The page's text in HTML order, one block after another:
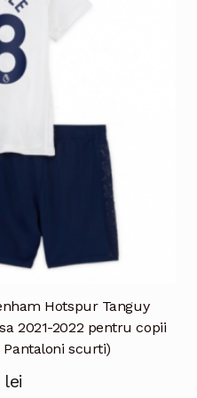
produsului.
Hotspur Tanguy
2021-2022 pentru copii
scurti)
lei